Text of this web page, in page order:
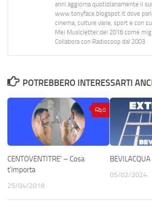
anni aggiorna quotidianamente il
www.tonyface.blogspot.it dove
cinema, culture varie, sport e con
Mei Musicletter del 2016 come
Collabora con Radiocoop dal 2003.
POTREBBERO INTERESSARTI
0
CENTOVENTITRE’ – Cosa
t’importa
25/04/2018
05/02/2024